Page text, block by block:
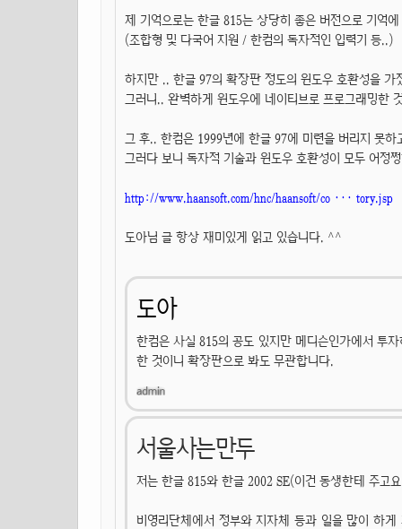
제 기억으로는 한글 815는 상당히 좋은 버전으로 기억
(조합형 및 다국어 지원 / 한컴의 독자적인 입력기 등..)
하지만 .. 한글 97의 확장판 정도의 윈도우 호환성을 가
그러니.. 완벽하게 윈도우에 네이티브로 프로그래밍한
그 후.. 한컴은 1999년에 한글 97에 미련을 버리지 못
그러다 보니 독자적 기술과 윈도우 호환성이 모두 어
http://www.haansoft.com/hnc/haansoft/co ··· tory.jsp
도아님 글 항상 재미있게 읽고 있습니다. ^^
도아
한컴은 사실 815의 공도 있지만 메디슨인가에서 투
한 것이니 확장판으로 봐도 무관합니다.
서울사는만두
저는 한글 815와 한글 2002 SE(이건 동생한테 주고
비영리단체에서 정부와 지자체 등과 일을 많이 하